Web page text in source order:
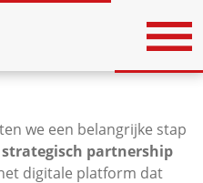
we een belangrijke stap
strategisch partnership
digitale platform dat